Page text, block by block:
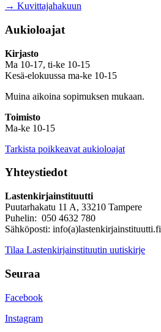
→ Kuvittajahakuun
Aukioloajat
Kirjasto
Ma 10-17, ti-ke 10-15
Kesä-elokuussa ma-ke 10-15
Muina aikoina sopimuksen mukaan.
Toimisto
Ma-ke 10-15
Tarkista poikkeavat aukioloajat
Yhteystiedot
Lastenkirjainstituutti
Puutarhakatu 11 A, 33210 Tampere
Puhelin: 050 4632 780
Sähköposti: info(a)lastenkirjainstituutti.fi
Tilaa Lastenkirjainstituutin uutiskirje
Seuraa
Facebook
Instagram